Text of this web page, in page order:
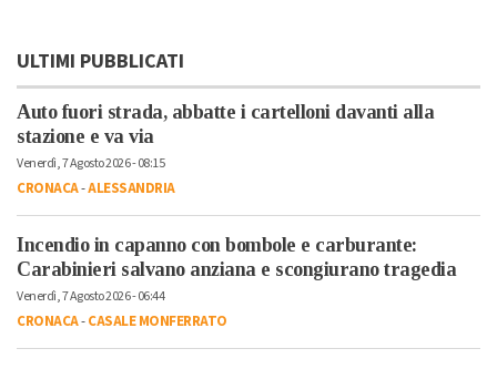
ULTIMI PUBBLICATI
Auto fuori strada, abbatte i cartelloni davanti alla
stazione e va via
Venerdì, 7 Agosto 2026 - 08:15
CRONACA-ALESSANDRIA
Incendio in capanno con bombole e carburante:
Carabinieri salvano anziana e scongiurano tragedia
Venerdì, 7 Agosto 2026 - 06:44
CRONACA-CASALE MONFERRATO